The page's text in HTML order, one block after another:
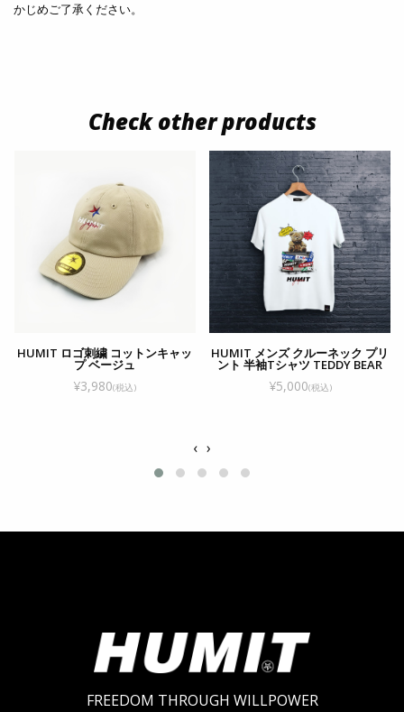
かじめご了承ください。
Check other products
HUMIT ロゴ刺繍 コットンキャッ
プ ベージュ
¥3,980(税込)
HUMIT メンズ クルーネック プリ
ント 半袖Tシャツ TEDDY BEAR
¥5,000(税込)
‹ ›
FREEDOM THROUGH WILLPOWER